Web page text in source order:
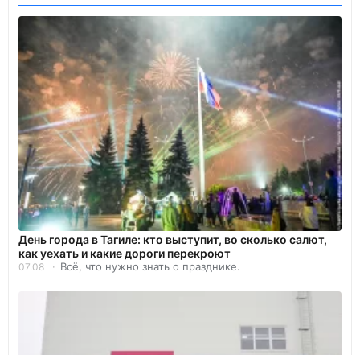
День города в Тагиле: кто выступит, во сколько салют,
как уехать и какие дороги перекроют
07.08 Всё, что нужно знать о празднике.